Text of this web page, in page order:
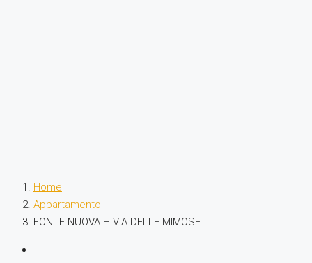
Home
Appartamento
FONTE NUOVA – VIA DELLE MIMOSE